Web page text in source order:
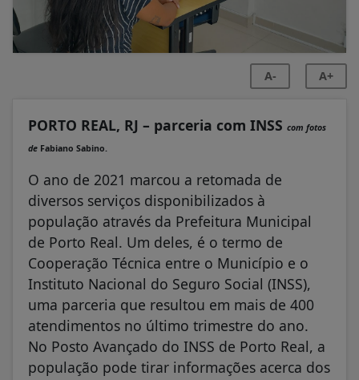
A- A+
PORTO REAL, RJ – parceria com INSS com fotos
de Fabiano Sabino.
O ano de 2021 marcou a retomada de
diversos serviços disponibilizados à
população através da Prefeitura Municipal
de Porto Real. Um deles, é o termo de
Cooperação Técnica entre o Município e o
Instituto Nacional do Seguro Social (INSS),
uma parceria que resultou em mais de 400
atendimentos no último trimestre do ano.
No Posto Avançado do INSS de Porto Real, a
população pode tirar informações acerca dos